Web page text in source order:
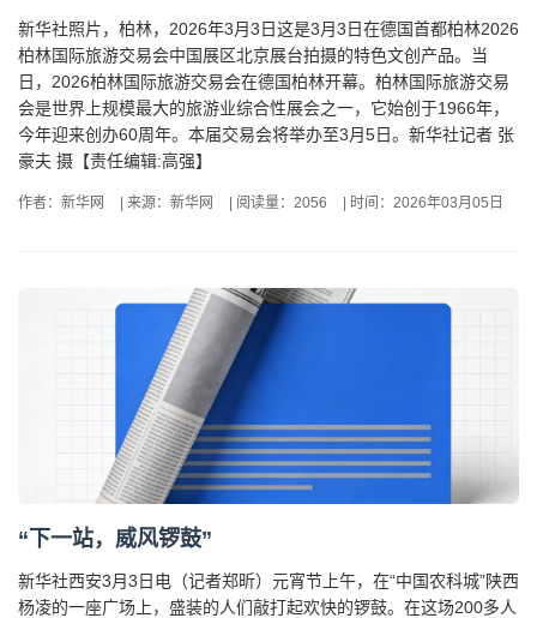
新华社照片，柏林，2026年3月3日这是3月3日在德国首都柏林2026
柏林国际旅游交易会中国展区北京展台拍摄的特色文创产品。当
日，2026柏林国际旅游交易会在德国柏林开幕。柏林国际旅游交易
会是世界上规模最大的旅游业综合性展会之一，它始创于1966年，
今年迎来创办60周年。本届交易会将举办至3月5日。新华社记者 张
豪夫 摄【责任编辑:高强】
作者：新华网 来源：新华网 阅读量：2056 时间：2026年03月05日
“下一站，威风锣鼓”
新华社西安3月3日电（记者郑昕）元宵节上午，在“中国农科城”陕西
杨凌的一座广场上，盛装的人们敲打起欢快的锣鼓。在这场200多人